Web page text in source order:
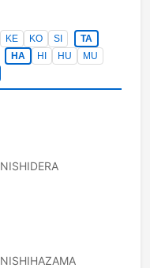
KE KO SI
TA
HA HI HU
MU
NISHIDERA
NISHIHAZAMA